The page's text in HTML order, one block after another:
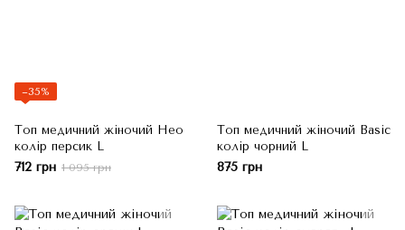
−35%
Топ медичний жіночий Нео
колір персик L
712 грн 1 095 грн
Топ медичний жіночий Basic
колір чорний L
875 грн